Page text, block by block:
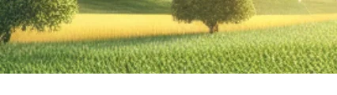
Skip
to
content